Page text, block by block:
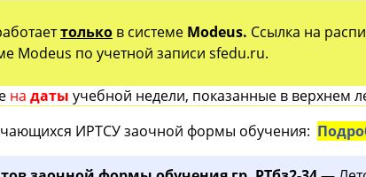
только в системе Modeus. Ссылка на
Modeus по учетной записи sfedu.ru.
на даты учебной недели, показанные в верхнем
ИРТСУ заочной формы обучения: